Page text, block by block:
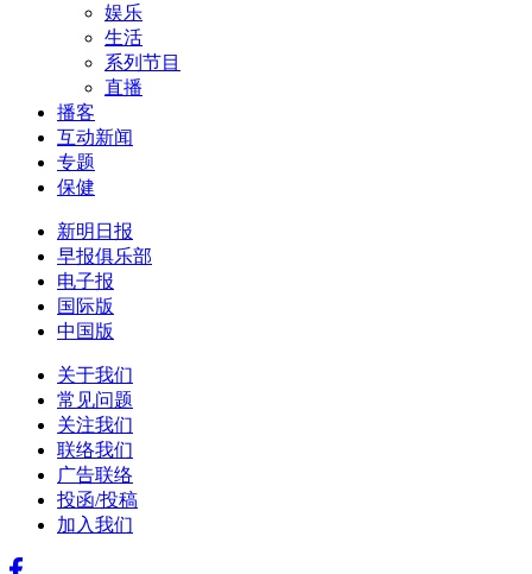
娱乐
生活
系列节目
直播
播客
互动新闻
专题
保健
新明日报
早报俱乐部
电子报
国际版
中国版
关于我们
常见问题
关注我们
联络我们
广告联络
投函/投稿
加入我们